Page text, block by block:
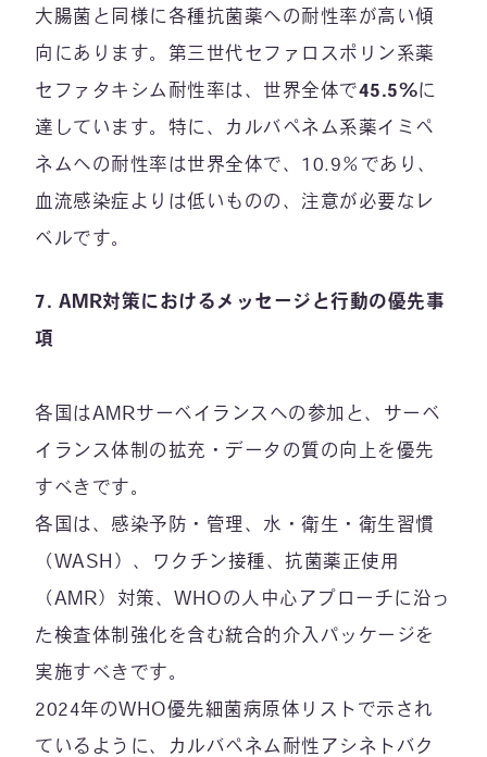
大腸菌と同様に各種抗菌薬への耐性率が高い傾
向にあります。第三世代セファロスポリン系薬
セファタキシム耐性率は、世界全体で45.5%に
達しています。特に、カルバペネム系薬イミペ
ネムへの耐性率は世界全体で、10.9％であり、
血流感染症よりは低いものの、注意が必要なレ
ベルです。
7. AMR対策におけるメッセージと行動の優先事
項
各国はAMRサーベイランスへの参加と、サーベ
イランス体制の拡充・データの質の向上を優先
すべきです。
各国は、感染予防・管理、水・衛生・衛生習慣
（WASH）、ワクチン接種、抗菌薬正使用
（AMR）対策、WHOの人中心アプローチに沿っ
た検査体制強化を含む統合的介入パッケージを
実施すべきです。
2024年のWHO優先細菌病原体リストで示され
ているように、カルバペネム耐性アシネトバク